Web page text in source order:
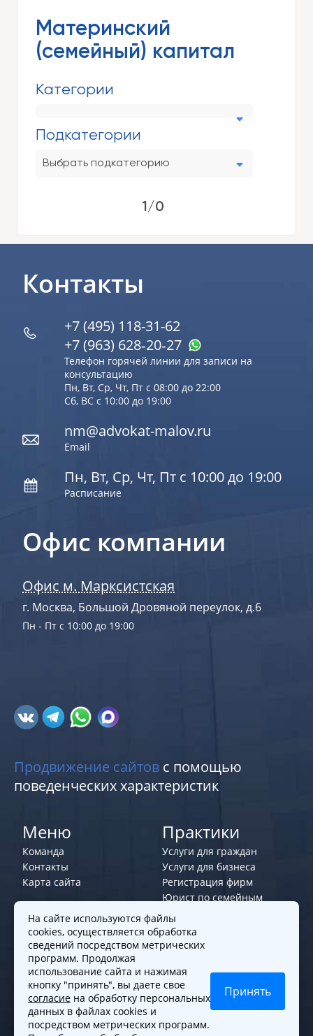
Материнский
(семейный) капитал
Категории
Подкатегории
Выбрать подкатегорию
1/0
Офис компании
Офис м. Марксистская
г. Москва, Большой Дровяной переулок, д.6
Пн - Пт с 10:00 до 19:00
Контакты
+7 (495) 118-31-62
+7 (963) 628‑20‑27
Телефон горячей линии для записи на
консультацию
Пн, Вт, Ср, Чт, Пт с 08:00 до 22:00
Сб, ВС с 10:00 до 19:00
nm@advokat-malov.ru
Email
Пн, Вт, Ср, Чт, Пт с 10:00 до 19:00
Расписание
Продвижение сайтов с помощью
поведенческих характеристик
Меню
Команда
Контакты
Карта сайта
Практики
Услуги для граждан
Услуги для бизнеса
Регистрация фирм
Юрист по семейным
Политики и правила
Политика обработки персональных
данных
Согласие на обработку cookies
Согласие на обработку персональных
данных
На сайте используются файлы
cookies, осуществляется обработка
сведений посредством метрических
программ. Продолжая
использование сайта и нажимая
кнопку "принять", вы даете свое
согласие на обработку персональных
данных в файлах cookies и
посредством метрических программ.
Принять